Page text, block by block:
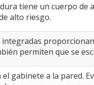
tiene un cuerpo de
alto riesgo.
permiten que se
gabinete a la pared.